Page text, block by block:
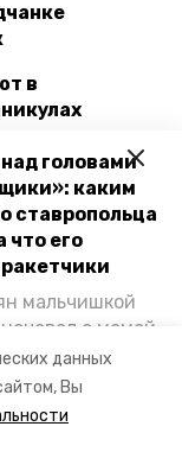
данных
Вы
головами
каким
ставропольца
что его
мальчишкой
с мамой
заняли их
после
— в новом
«Дети
в
на